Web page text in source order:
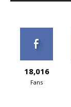
18,016
Fans